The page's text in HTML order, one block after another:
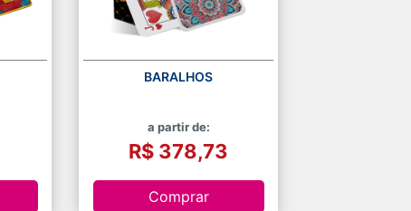
BARALHOS
a partir de:
R$ 378,73
Comprar